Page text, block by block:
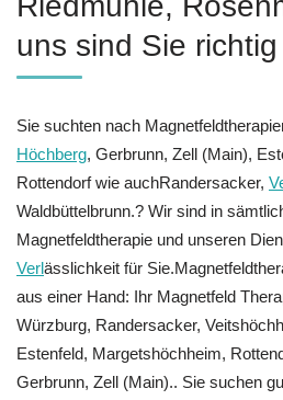
uns sind Sie richtig
Sie suchten nach
Höchberg, Gerbrunn, Zell (Main),
Rottendorf wie auchRandersacker,
Waldbüttelbrunn.? Wir sind in
Magnetfeldtherapie und unseren
Verlässlichkeit für
aus einer Hand: Ihr Magnetfeld
Würzburg, Randersacker,
Estenfeld, Margetshöchheim,
Gerbrunn, Zell (Main).. Sie suchen